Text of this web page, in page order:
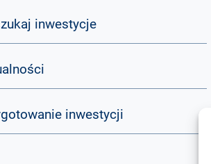
inwestycje
inwestycji